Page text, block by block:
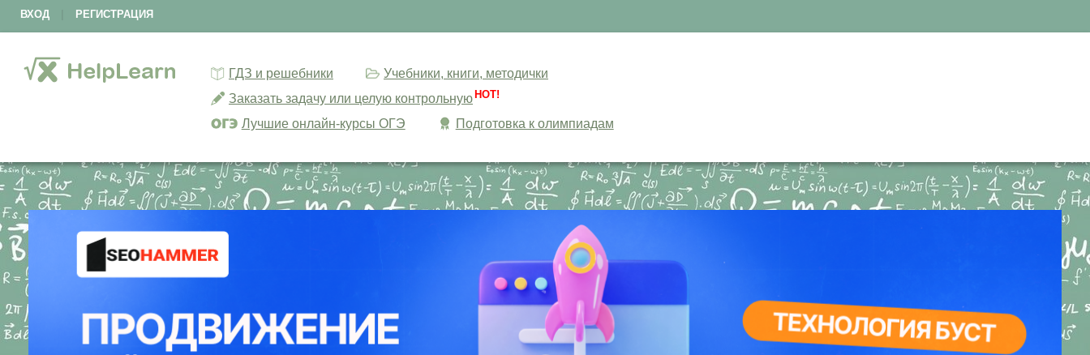
ВХОД РЕГИСТРАЦИЯ
ГДЗ и решебники
Учебники, книги, методички
Заказать задачу или целую контрольную HOT!
Лучшие онлайн-курсы ОГЭ Подготовка к олимпиадам